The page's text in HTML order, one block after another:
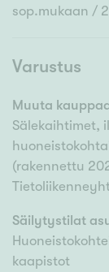
sop.mukaan /
Varustus
Muuta
Sälekaihtimet,
(rakennettu
Säilytystilat
kaapistot